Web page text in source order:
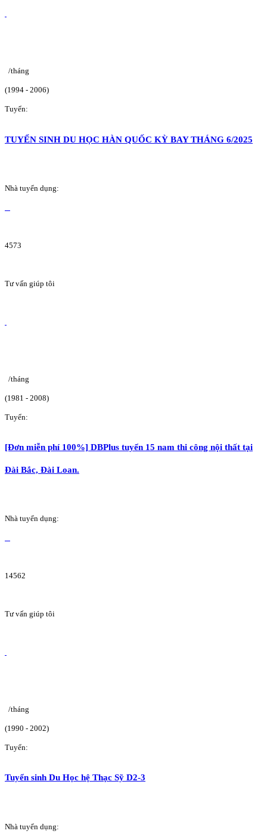
/tháng
(1994 - 2006)
Tuyển:
TUYỂN SINH DU HỌC HÀN QUỐC KỲ BAY THÁNG 6/2025
Nhà tuyển dụng:
4573
Tư vấn giúp tôi
/tháng
(1981 - 2008)
Tuyển:
[Đơn miễn phí 100%] DBPlus tuyển 15 nam thi công nội thất tại
Đài Bắc, Đài Loan.
Nhà tuyển dụng:
14562
Tư vấn giúp tôi
/tháng
(1990 - 2002)
Tuyển:
Tuyển sinh Du Học hệ Thạc Sỹ D2-3
Nhà tuyển dụng: